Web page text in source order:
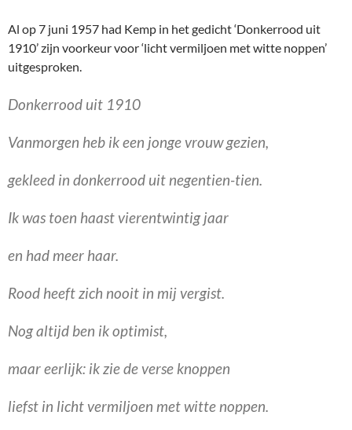
Al op 7 juni 1957 had Kemp in het gedicht ‘Donkerrood uit
1910’ zijn voorkeur voor ‘licht vermiljoen met witte noppen’
uitgesproken.
Donkerrood uit 1910
Vanmorgen heb ik een jonge vrouw gezien,
gekleed in donkerrood uit negentien-tien.
Ik was toen haast vierentwintig jaar
en had meer haar.
Rood heeft zich nooit in mij vergist.
Nog altijd ben ik optimist,
maar eerlijk: ik zie de verse knoppen
liefst in licht vermiljoen met witte noppen.